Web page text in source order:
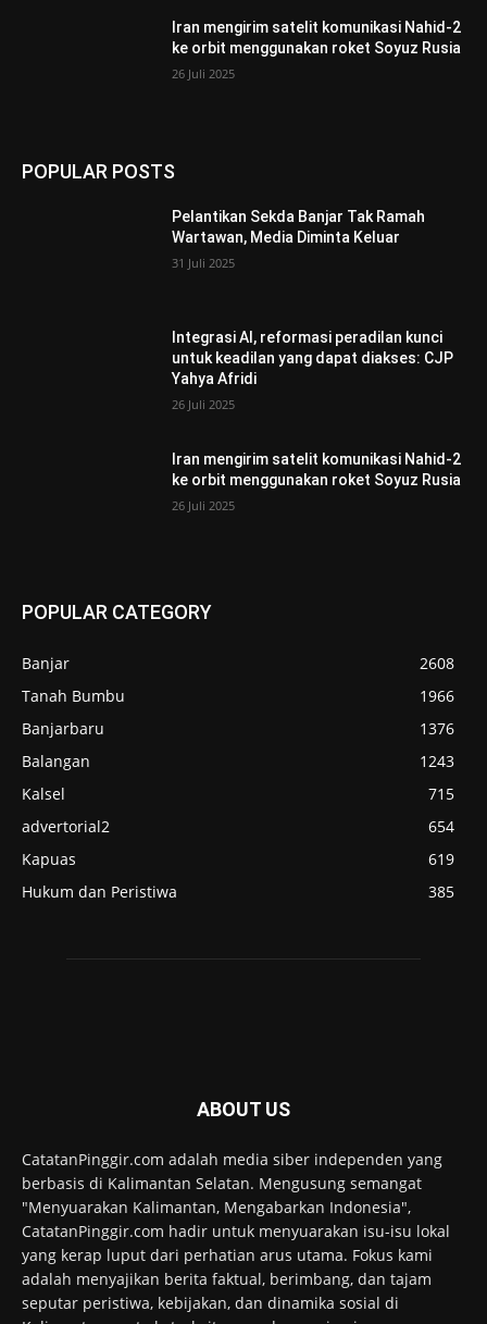
Iran mengirim satelit komunikasi Nahid-2
ke orbit menggunakan roket Soyuz Rusia
26 Juli 2025
POPULAR POSTS
Pelantikan Sekda Banjar Tak Ramah
Wartawan, Media Diminta Keluar
31 Juli 2025
Integrasi AI, reformasi peradilan kunci
untuk keadilan yang dapat diakses: CJP
Yahya Afridi
26 Juli 2025
Iran mengirim satelit komunikasi Nahid-2
ke orbit menggunakan roket Soyuz Rusia
26 Juli 2025
POPULAR CATEGORY
Banjar
2608
Tanah Bumbu
1966
Banjarbaru
1376
Balangan
1243
Kalsel
715
advertorial2
654
Kapuas
619
Hukum dan Peristiwa
385
ABOUT US
CatatanPinggir.com adalah media siber independen yang
berbasis di Kalimantan Selatan. Mengusung semangat
"Menyuarakan Kalimantan, Mengabarkan Indonesia",
CatatanPinggir.com hadir untuk menyuarakan isu-isu lokal
yang kerap luput dari perhatian arus utama. Fokus kami
adalah menyajikan berita faktual, berimbang, dan tajam
seputar peristiwa, kebijakan, dan dinamika sosial di